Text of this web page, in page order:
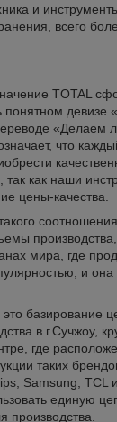
и
всего
TOTAL
понятном девизе
«Делаем
что
так как наши
цены-качества.
мира, где
и она
базирование
в г.Сучжоу,
где
таких
Samsung, TCL
единую
производства.